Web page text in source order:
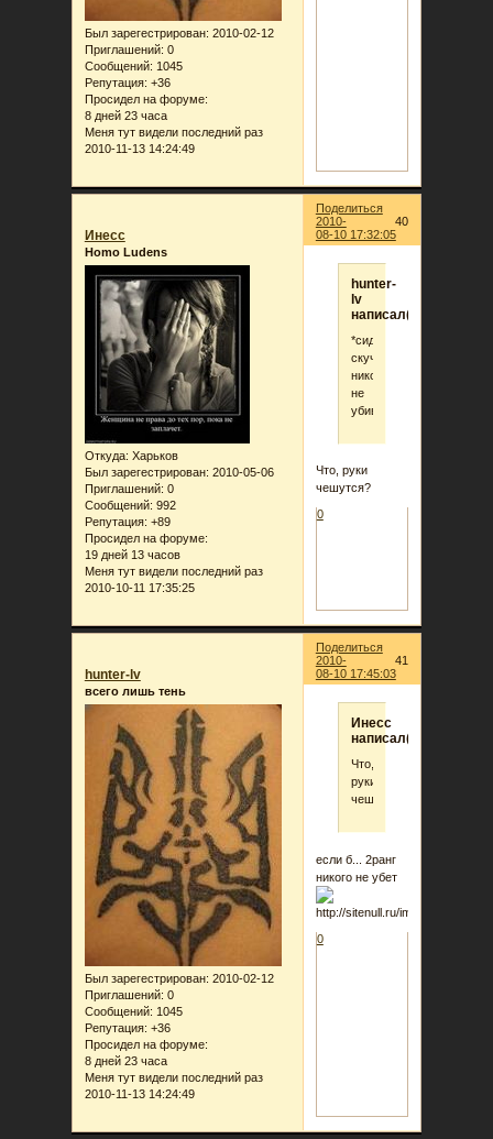
Был зарегестрирован: 2010-02-12
Приглашений: 0
Сообщений: 1045
Репутация: +36
Просидел на форуме:
8 дней 23 часа
Меня тут видели последний раз
2010-11-13 14:24:49
Поделиться
40
2010-
08-10 17:32:05
Инеcc
Homo Ludens
Откуда: Харьков
Был зарегестрирован: 2010-05-06
Приглашений: 0
Сообщений: 992
Репутация: +89
Просидел на форуме:
19 дней 13 часов
Меня тут видели последний раз
2010-10-11 17:35:25
hunter-
lv
написал(а):
*сидит
скучает
никого
не
убивает*
Что, руки
чешутся?
0
Поделиться
41
2010-
08-10 17:45:03
hunter-lv
всего лишь тень
Был зарегестрирован: 2010-02-12
Приглашений: 0
Сообщений: 1045
Репутация: +36
Просидел на форуме:
8 дней 23 часа
Меня тут видели последний раз
2010-11-13 14:24:49
Инеcc
написал(а):
Что,
руки
чешутся?
если б... 2ранг
никого не убет
0